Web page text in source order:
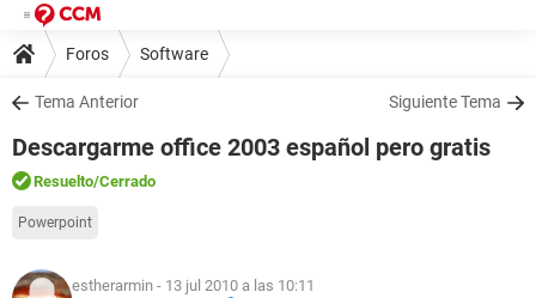
Foros Software
Tema Anterior Siguiente Tema
Descargarme office 2003 español pero gratis
Resuelto/Cerrado
Powerpoint
estherarmin - 13 jul 2010 a las 10:11